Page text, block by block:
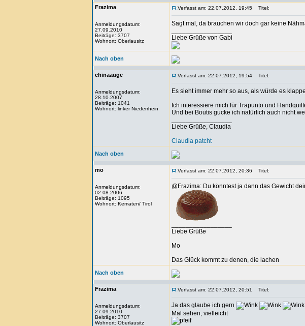
Frazima
Anmeldungsdatum:
27.09.2010
Beiträge: 3707
Wohnort: Oberlausitz
Verfasst am: 22.07.2012, 19:45 Titel:
Sagt mal, da brauchen wir doch gar keine
Liebe Grüße von Gabi
Nach oben
chinaauge
Anmeldungsdatum:
28.10.2007
Beiträge: 1041
Wohnort: linker Niederrhein
Verfasst am: 22.07.2012, 19:54 Titel:
Es sieht immer mehr so aus, als würde es
Ich interessiere mich für Trapunto und
Und bei Boutis gucke ich natürlich auch nicht
Liebe Grüße, Claudia
Claudia patcht
Nach oben
mo
Anmeldungsdatum:
02.08.2006
Beiträge: 1095
Wohnort: Kematen/ Tirol
Verfasst am: 22.07.2012, 20:36 Titel:
@Frazima: Du könntest ja dann das Gewicht
Liebe Grüße
Mo
Das Glück kommt zu denen, die lachen
Nach oben
Frazima
Anmeldungsdatum:
27.09.2010
Beiträge: 3707
Wohnort: Oberlausitz
Verfasst am: 22.07.2012, 20:51 Titel:
Ja das glaube ich gern
Mal sehen, vielleicht